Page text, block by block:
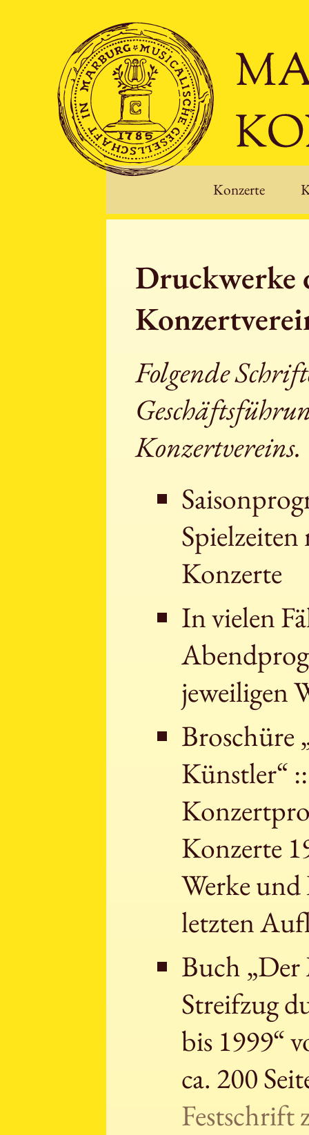
Konzerte
Druckwerke
Folgende
Konzertvereins.
Konzerte
In vielen
jeweiligen
Broschüre
Künstler“
Konzerte
Werke
letzten
Buch
Streifzug
bis 1999“
ca. 200
Festschrift